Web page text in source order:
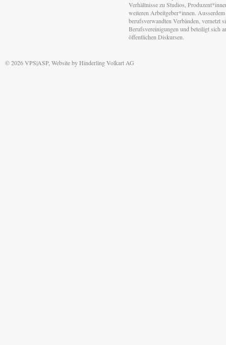
Verhältnisse zu Studios,
weiteren Arbeitgeber*innen.
berufsverwandten Verbänden, vernetzt
Berufsvereinigungen und beteiligt sich
öffentlichen Diskursen.
© 2026 VPS|ASP, Website byHinderling Volkart AG